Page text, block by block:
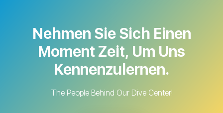
Nehmen Sie Sich Einen
Moment Zeit, Um Uns
Kennenzulernen.
The People Behind Our Dive Center!